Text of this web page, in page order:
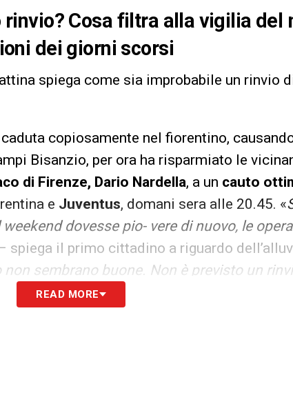
Cosa filtra alla vigilia del
dei giorni scorsi
spiega come sia improbabile un rinvio
copiosamente nel fiorentino,
Bisanzio, per ora ha risparmiato le
di Firenze, Dario Nardella, a un cauto
e Juventus, domani sera alle 20.45. «
dovesse pio- vere di nuovo, le
spiega il primo cittadino a riguardo
sembrano buone. Non è previsto un
da qui alle prossime ore
READ MORE